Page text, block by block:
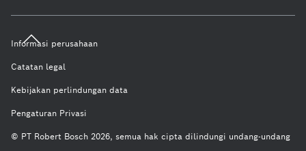
Informasi perusahaan
Catatan legal
Kebijakan perlindungan data
Pengaturan Privasi
© PT Robert Bosch 2026, semua hak cipta dilindungi undang-undang